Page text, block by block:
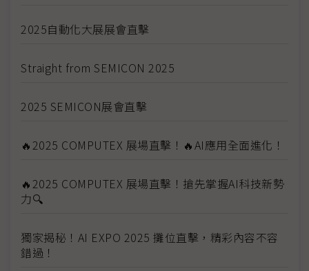
2025自動化大展展會直擊
Straight from SEMICON 2025
2025 SEMICON展會直擊
🔥2025 COMPUTEX 展場直擊！🔥AI應用全面進化！
🔥2025 COMPUTEX 展場直擊！搶先掌握AI科技新勢
力🔍
獨家揭秘！AI EXPO 2025 攤位直擊，精彩內容不容
錯過！